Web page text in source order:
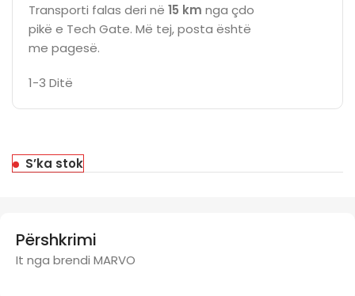
Transporti falas deri në 15 km nga çdo
pikë e Tech Gate. Më tej, posta është
me pagesë.
1-3 Ditë
S’ka stok
Përshkrimi
It nga brendi MARVO